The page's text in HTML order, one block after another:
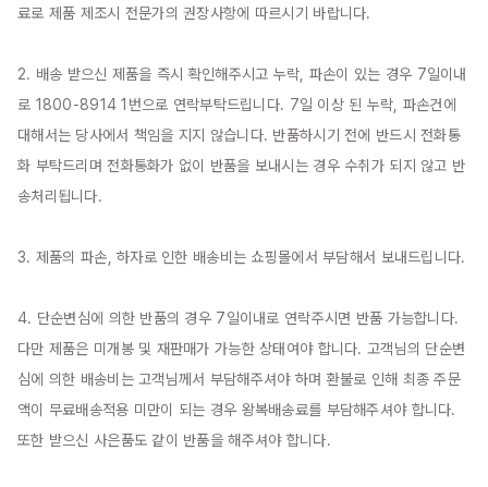
료로 제품 제조시 전문가의 권장사항에 따르시기 바랍니다.
2. 배송 받으신 제품을 즉시 확인해주시고 누락, 파손이 있는 경우 7일이내
로 1800-8914 1번으로 연락부탁드립니다. 7일 이상 된 누락, 파손건에
대해서는 당사에서 책임을 지지 않습니다. 반품하시기 전에 반드시 전화통
화 부탁드리며 전화통화가 없이 반품을 보내시는 경우 수취가 되지 않고 반
송처리됩니다.
3. 제품의 파손, 하자로 인한 배송비는 쇼핑몰에서 부담해서 보내드립니다.
4. 단순변심에 의한 반품의 경우 7일이내로 연락주시면 반품 가능합니다.
다만 제품은 미개봉 및 재판매가 가능한 상태여야 합니다. 고객님의 단순변
심에 의한 배송비는 고객님께서 부담해주셔야 하며 환불로 인해 최종 주문
액이 무료배송적용 미만이 되는 경우 왕복배송료를 부담해주셔야 합니다.
또한 받으신 사은품도 같이 반품을 해주셔야 합니다.